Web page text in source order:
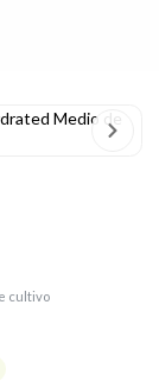
cultivo